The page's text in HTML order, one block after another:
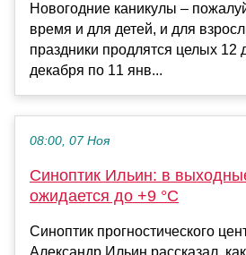
Новогодние каникулы –
время и для детей, и для
праздники продлятся целых 12
декабря по 11 янв...
08:00, 07 Ноя
Синоптик Ильин: в
ожидается до +9 °С
Синоптик прогностического